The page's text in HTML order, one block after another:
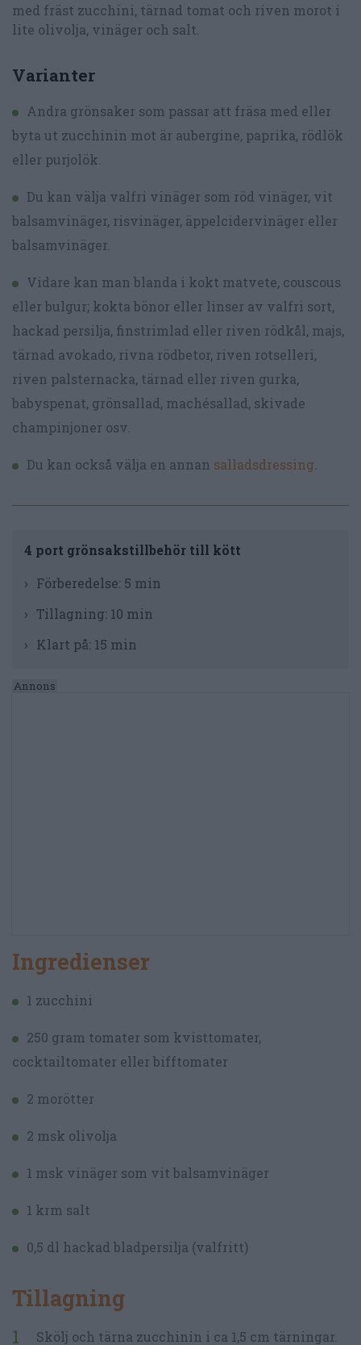
med fräst zucchini, tärnad tomat och riven morot i
lite olivolja, vinäger och salt.
Varianter
Andra grönsaker som passar att fräsa med eller
byta ut zucchinin mot är aubergine, paprika, rödlök
eller purjolök.
Du kan välja valfri vinäger som röd vinäger, vit
balsamvinäger, risvinäger, äppelcidervinäger eller
balsamvinäger.
Vidare kan man blanda i kokt matvete, couscous
eller bulgur; kokta bönor eller linser av valfri sort,
hackad persilja, finstrimlad eller riven rödkål, majs,
tärnad avokado, rivna rödbetor, riven rotselleri,
riven palsternacka, tärnad eller riven gurka,
babyspenat, grönsallad, machésallad, skivade
champinjoner osv.
Du kan också välja en annan salladsdressing.
4 port grönsakstillbehör till kött
Förberedelse: 5 min
Tillagning: 10 min
Klart på: 15 min
Ingredienser
1 zucchini
250 gram tomater som kvisttomater,
cocktailtomater eller bifftomater
2 morötter
2 msk olivolja
1 msk vinäger som vit balsamvinäger
1 krm salt
0,5 dl hackad bladpersilja (valfritt)
Tillagning
Skölj och tärna zucchinin i ca 1,5 cm tärningar.